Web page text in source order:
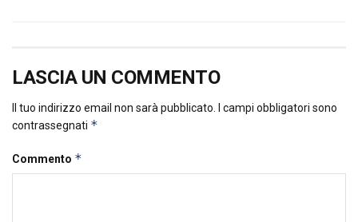
LASCIA UN COMMENTO
Il tuo indirizzo email non sarà pubblicato.
I campi obbligatori sono
contrassegnati *
Commento *